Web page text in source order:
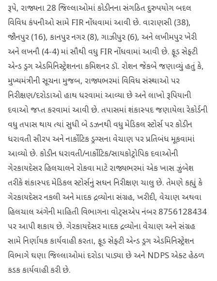
રૂપે, રાજ્યના 28 જિલ્લાઓમાં કોડીનના સંગઠિત દુરુપયોગ બદલ
વિવિધ કંપનીઓ સામે FIR નોંધવામાં આવી છે. વારાણસી (38),
જૌનપુર (16), કાનપુર નગર (8), ગાઝીપુર (6), અને લખીમપુર ખેરી
અને લખનૌ (4-4) માં સૌથી વધુ FIR નોંધવામાં આવી છે. ફૂડ સેફ્ટી
એન્ડ ડ્રગ એડમિનિસ્ટ્રેશનના કમિશનર ડૉ. રોશન જેકબે જણાવ્યું હતું કે,
મુખ્યમંત્રીની સૂચના મુજબ, રાજ્યભરમાં વિવિધ સંસ્થાઓ પર
નિરીક્ષણ/દરોડાઓ હાથ ધરવામાં આવ્યા છે અને લાખો રૂપિયાની
દવાઓ જપ્ત કરવામાં આવી છે. તપાસમાં શંકાસ્પદ જણાયેલા રેકોર્ડની
વધુ તપાસ થાય ત્યાં સુધી બે ડઝનથી વધુ મેડિકલ સ્ટોર્સ પર કોડીન
ધરાવતી સીરપ અને નાર્કોટિક ડ્રગ્સના વેચાણ પર પ્રતિબંધ મૂકવામાં
આવ્યો છે. કોડીન ધરાવતી/નાર્કોટિક/સાયકોટ્રોપિક દવાઓની
ગેરકાયદેસર હિલચાલને રોકવા માટે રાજ્યભરમાં એક ખાસ ઝુંબેશ
તરીકે શંકાસ્પદ મેડિકલ સ્ટોર્સનું સઘન નિરીક્ષણ ચાલુ છે. તેમણે કહ્યું કે
ગેરકાયદેસર નકલી અને માદક દ્રવ્યોના સંગ્રહ, ખરીદી, વેચાણ અથવા
હિલચાલ અંગેની માહિતી વિભાગના વોટ્સએપ નંબર 8756128434
પર આપી શકાય છે. ગેરકાયદેસર માદક દ્રવ્યોના વેચાણ અને સંગ્રહ
સામે નિર્ણાયક કાર્યવાહી કરતા, ફૂડ સેફ્ટી એન્ડ ડ્રગ એડમિનિસ્ટ્રેશન
વિભાગે ઘણા જિલ્લાઓમાં દરોડા પાડ્યા છે અને NDPS એક્ટ હેઠળ
કડક કાર્યવાહી કરી છે.